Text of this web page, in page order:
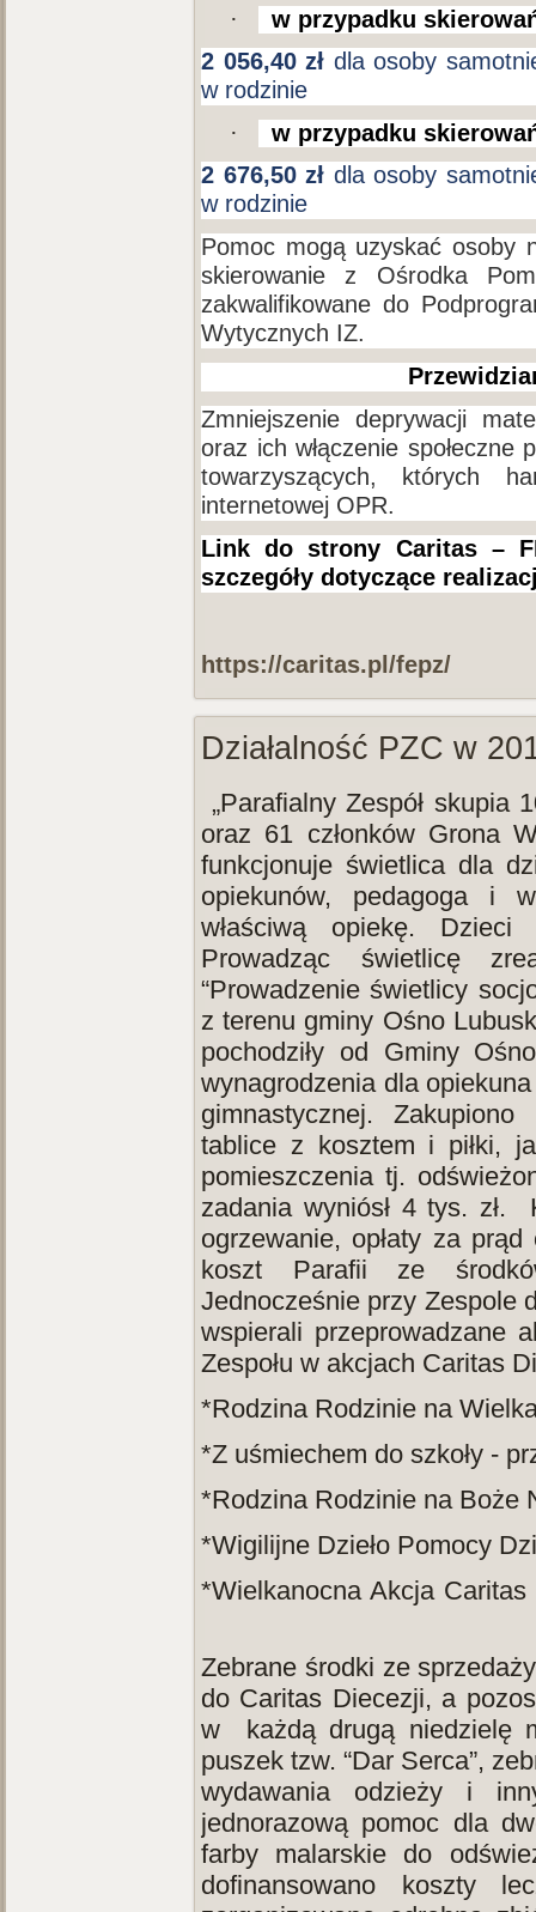
·
w przypadku
2 056,40 zł dla osoby
w rodzinie
·
w przypadku
2 676,50 zł dla osoby
w rodzinie
Pomoc mogą uzyskać osoby
skierowanie z Ośrodka
zakwalifikowane do
Wytycznych IZ.
Zmniejszenie deprywacji
oraz ich włączenie społeczne
towarzyszących, których
internetowej OPR.
Link do strony Caritas –
szczegóły dotyczące
https://caritas.pl/fepz/
Działalność PZC w
„Parafialny Zespół skupia
oraz 61 członków Grona
funkcjonuje świetlica dla
opiekunów, pedagoga i
właściwą opiekę. Dzieci
Prowadząc świetlicę
“Prowadzenie świetlicy
z terenu gminy Ośno
pochodziły od Gminy
wynagrodzenia dla
gimnastycznej.
tablice z kosztem i piłki,
pomieszczenia tj.
zadania wyniósł 4 tys. zł.
ogrzewanie, opłaty za
koszt Parafii ze
Jednocześnie przy Zespole
wspierali przeprowadzane
Zespołu w akcjach
*Rodzina Rodzinie na
*Z uśmiechem do szkoły -
*Rodzina Rodzinie na
*Wigilijne Dzieło Pomocy
*Wielkanocna Akcja
Zebrane środki ze
do Caritas Diecezji, a
w każdą drugą niedzielę
puszek tzw. “Dar Serca”,
wydawania odzieży i
jednorazową pomoc dla
farby malarskie do
dofinansowano koszty